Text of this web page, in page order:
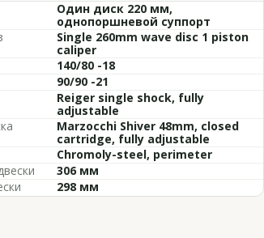
Один диск 220 мм,
однопоршневой суппорт
Single 260mm wave disc 1 piston
caliper
140/80 -18
90/90 -21
Reiger single shock, fully
adjustable
Marzocchi Shiver 48mm, closed
cartridge, fully adjustable
Chromoly-steel, perimeter
306 мм
298 мм